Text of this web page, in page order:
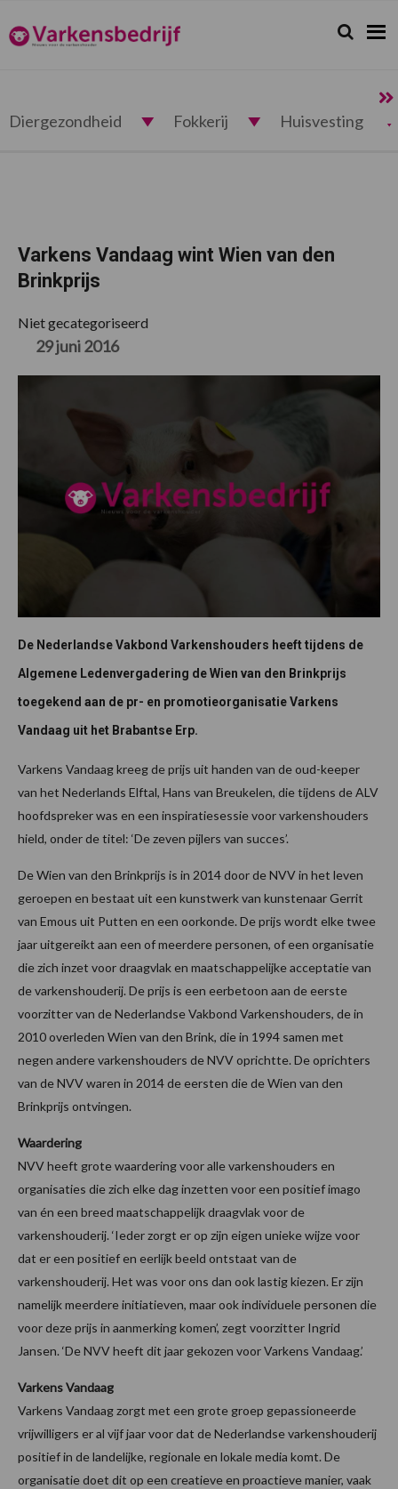
de
hoofdnavigatie
de
hoofd
de
eerste
de
voettekst
Varkensbedrijf.nl Zoeken...
Zoek
Diergezondheid Fokkerij Huisvesting
Varkens Vandaag wint Wien van den
Brinkprijs
Niet gecategoriseerd
29 juni 2016
De Nederlandse Vakbond Varkenshouders heeft tijdens de
Algemene Ledenvergadering de Wien van den Brinkprijs
toegekend aan de pr- en promotieorganisatie Varkens
Vandaag uit het Brabantse Erp.
Varkens Vandaag kreeg de prijs uit handen van de oud-keeper
van het Nederlands Elftal, Hans van Breukelen, die tijdens de ALV
hoofdspreker was en een inspiratiesessie voor varkenshouders
hield, onder de titel: ‘De zeven pijlers van succes’.
De Wien van den Brinkprijs is in 2014 door de NVV in het leven
geroepen en bestaat uit een kunstwerk van kunstenaar Gerrit
van Emous uit Putten en een oorkonde. De prijs wordt elke twee
jaar uitgereikt aan een of meerdere personen, of een organisatie
die zich inzet voor draagvlak en maatschappelijke acceptatie van
de varkenshouderij. De prijs is een eerbetoon aan de eerste
voorzitter van de Nederlandse Vakbond Varkenshouders, de in
2010 overleden Wien van den Brink, die in 1994 samen met
negen andere varkenshouders de NVV oprichtte. De oprichters
van de NVV waren in 2014 de eersten die de Wien van den
Brinkprijs ontvingen.
Waardering
NVV heeft grote waardering voor alle varkenshouders en
organisaties die zich elke dag inzetten voor een positief imago
van én een breed maatschappelijk draagvlak voor de
varkenshouderij. ‘Ieder zorgt er op zijn eigen unieke wijze voor
dat er een positief en eerlijk beeld ontstaat van de
varkenshouderij. Het was voor ons dan ook lastig kiezen. Er zijn
namelijk meerdere initiatieven, maar ook individuele personen die
voor deze prijs in aanmerking komen’, zegt voorzitter Ingrid
Jansen. ‘De NVV heeft dit jaar gekozen voor Varkens Vandaag.’
Varkens Vandaag
Varkens Vandaag zorgt met een grote groep gepassioneerde
vrijwilligers er al vijf jaar voor dat de Nederlandse varkenshouderij
positief in de landelijke, regionale en lokale media komt. De
organisatie doet dit op een creatieve en proactieve manier, vaak